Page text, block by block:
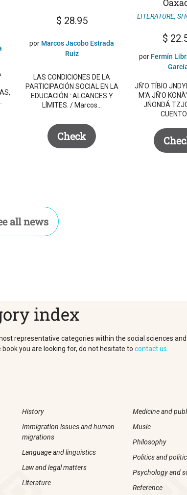
$ 28.95
por Marcos Jacobo Estrada
Ruiz
LAS CONDICIONES DE LA
PARTICIPACIÓN SOCIAL EN LA
EDUCACIÓN : ALCANCES Y
LÍMITES. / Marcos…
Check
LITERATURE,
$
por Fermín
JÑ'O TÍBIO
M'A JÑ'O
JÑONDÁ
all news
index
representative categories within the social sciences
you are looking for, do not hesitate to contact us.
History
Immigration issues and human
migrations
Language and linguistics
Law and legal matters
Literature
Medicine and
Music
Philosophy
Politics and
Psychology and
Reference